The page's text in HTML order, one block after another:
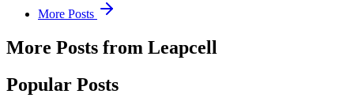
More Posts
More Posts from Leapcell
Popular Posts